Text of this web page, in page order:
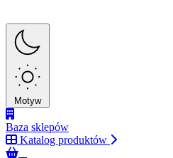
Motyw
Baza sklepów
Katalog produktów